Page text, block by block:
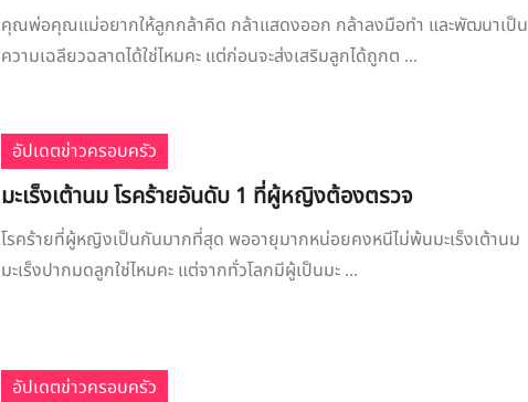
คุณพ่อคุณแม่อยากให้ลูกกล้าคิด กล้าแสดงออก กล้าลงมือทำ และพัฒนาเป็น
ความเฉลียวฉลาดได้ใช่ไหมคะ แต่ก่อนจะส่งเสริมลูกได้ถูกต ...
อัปเดตข่าวครอบครัว
มะเร็งเต้านม โรคร้ายอันดับ 1 ที่ผู้หญิงต้องตรวจ
โรคร้ายที่ผู้หญิงเป็นกันมากที่สุด พออายุมากหน่อยคงหนีไม่พ้นมะเร็งเต้านม
มะเร็งปากมดลูกใช่ไหมคะ แต่จากทั่วโลกมีผู้เป็นมะ ...
อัปเดตข่าวครอบครัว